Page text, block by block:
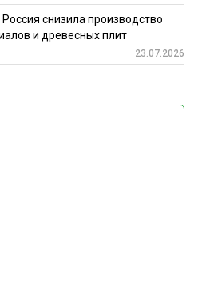
снизила производство
и древесных плит
23.07.2026